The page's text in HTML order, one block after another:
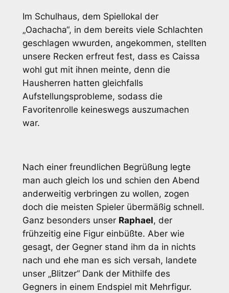
Im Schulhaus, dem Spiellokal der
„Oachacha“, in dem bereits viele Schlachten
geschlagen wwurden, angekommen, stellten
unsere Recken erfreut fest, dass es Caissa
wohl gut mit ihnen meinte, denn die
Hausherren hatten gleichfalls
Aufstellungsprobleme, sodass die
Favoritenrolle keineswegs auszumachen
war.
Nach einer freundlichen Begrüßung legte
man auch gleich los und schien den Abend
anderweitig verbringen zu wollen, zogen
doch die meisten Spieler übermäßig schnell.
Ganz besonders unser Raphael, der
frühzeitig eine Figur einbüßte. Aber wie
gesagt, der Gegner stand ihm da in nichts
nach und ehe man es sich versah, landete
unser „Blitzer“ Dank der Mithilfe des
Gegners in einem Endspiel mit Mehrfigur.